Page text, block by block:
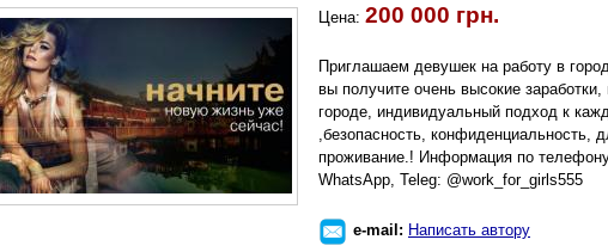
Цена: 200 000 грн.
Приглашаем девушек на работу в
вы получите очень высокие
городе, индивидуальный подход к
,безопасность, конфиденциальность,
проживание.! Информация по
WhatsApp, Teleg: @work_for_girls555
e-mail: Написать автору